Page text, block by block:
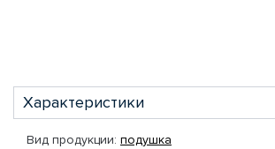
Характеристики
Вид продукции: подушка